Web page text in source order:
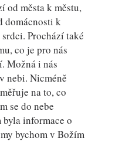
od města k městu,
domácnosti k
Prochází také
co je pro nás
Možná i nás
nebi. Nicméně
na to, co
se do nebe
informace o
bychom v Božím